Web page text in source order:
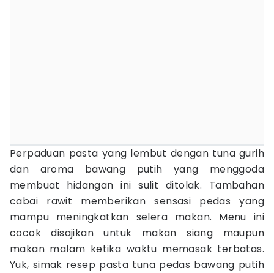
Perpaduan pasta yang lembut dengan tuna gurih
dan aroma bawang putih yang menggoda
membuat hidangan ini sulit ditolak. Tambahan
cabai rawit memberikan sensasi pedas yang
mampu meningkatkan selera makan. Menu ini
cocok disajikan untuk makan siang maupun
makan malam ketika waktu memasak terbatas.
Yuk, simak resep pasta tuna pedas bawang putih